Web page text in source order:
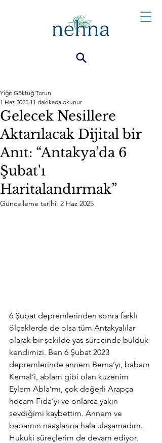
Gelecek Nesillere
Aktarılacak Dijital bir
Anıt: “Antakya’da 6
Şubat'ı
Haritalandırmak”
Yiğit Göktuğ Torun
1 Haz 2025 11 dakikada okunur
Güncelleme tarihi: 2 Haz 2025
6 Şubat depremlerinden sonra farklı
ölçeklerde de olsa tüm Antakyalılar
olarak bir şekilde yas sürecinde bulduk
kendimizi. Ben 6 Şubat 2023
depremlerinde annem Berna’yı, babam
Kemal’i, ablam gibi olan kuzenim
Eylem Abla’mı, çok değerli Arapça
hocam Fida’yı ve onlarca yakın
sevdiğimi kaybettim. Annem ve
babamın naaşlarına hala ulaşamadım.
Hukuki süreçlerim de devam ediyor.